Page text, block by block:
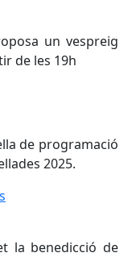
un vespreig
de les 19h
de programació
2025.
la benedicció de